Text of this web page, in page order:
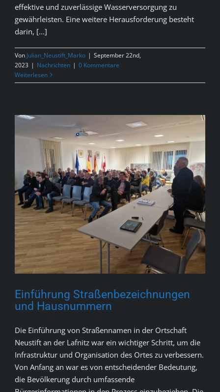
effektive und zuverlässige Wasserversorgung zu
gewährleisten. Eine weitere Herausforderung besteht
darin, [...]
Von Julian_Neustift_Marko | September 22nd,
2023 | Nachrichten | 0 Kommentare
Weiterlesen
Einführung Straßenbezeichnungen
und Hausnummern
Die Einführung von Straßennamen in der Ortschaft
Neustift an der Lafnitz war ein wichtiger Schritt, um die
Infrastruktur und Organisation des Ortes zu verbessern.
Von Anfang an war es von entscheidender Bedeutung,
die Bevölkerung durch umfassende